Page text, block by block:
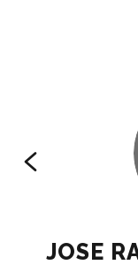
JOSE